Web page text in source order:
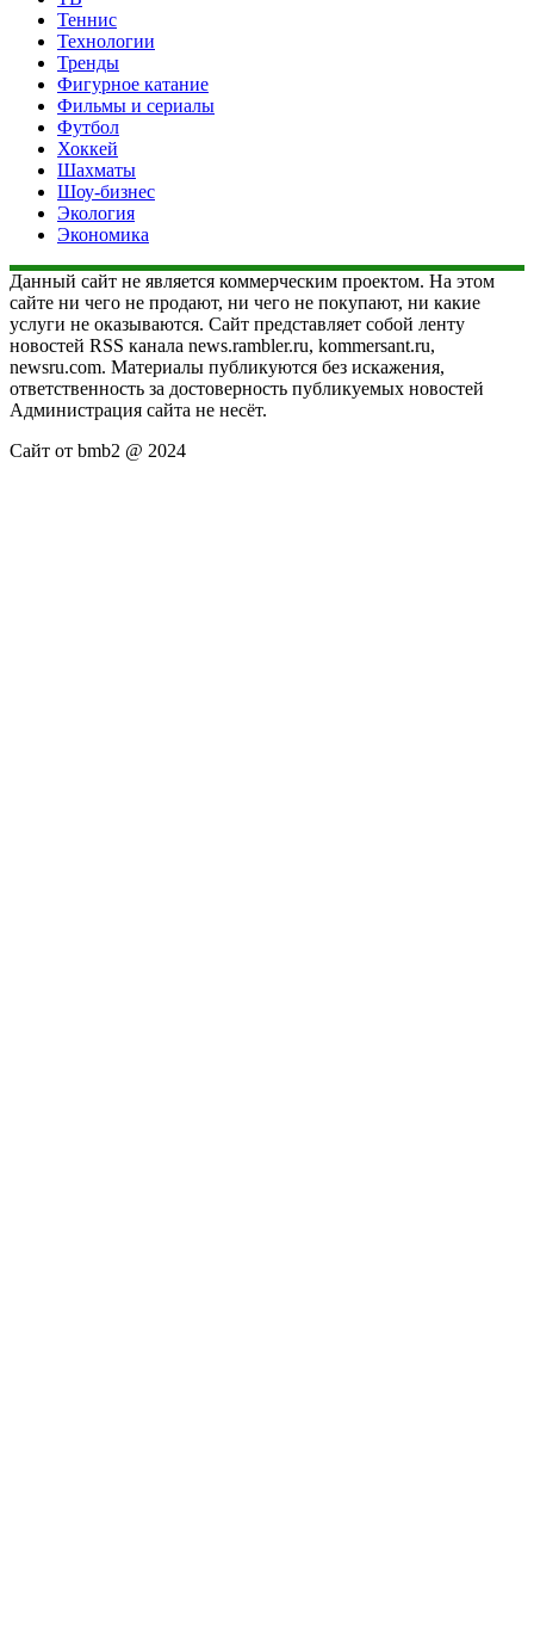
Теннис
Технологии
Тренды
Фигурное катание
Фильмы и сериалы
Футбол
Хоккей
Шахматы
Шоу-бизнес
Экология
Экономика
Данный сайт не является коммерческим проектом. На этом
сайте ни чего не продают, ни чего не покупают, ни какие
услуги не оказываются. Сайт представляет собой ленту
новостей RSS канала news.rambler.ru, kommersant.ru,
newsru.com. Материалы публикуются без искажения,
ответственность за достоверность публикуемых новостей
Администрация сайта не несёт.
Сайт от bmb2 @ 2024